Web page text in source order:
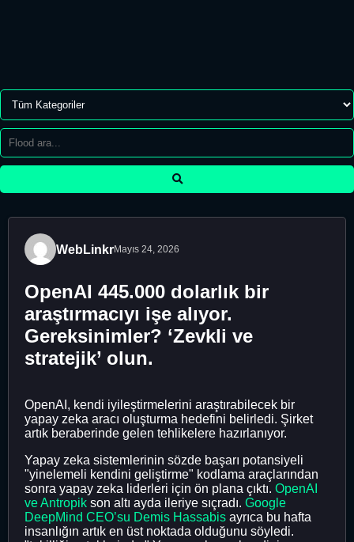
WebLinkrMayıs 24, 2026
OpenAI 445.000 dolarlık bir
araştırmacıyı işe alıyor.
Gereksinimler? ‘Zevkli ve
stratejik’ olun.
OpenAI, kendi iyileştirmelerini araştırabilecek bir
yapay zeka aracı oluşturma hedefini belirledi. Şirket
artık beraberinde gelen tehlikelere hazırlanıyor.
Yapay zeka sistemlerinin sözde başarı potansiyeli
"yinelemeli kendini geliştirme" kodlama araçlarından
sonra yapay zeka liderleri için ön plana çıktı. OpenAI
ve Antropik son altı ayda ileriye sıçradı. Google
DeepMind CEO’su Demis Hassabis ayrıca bu hafta
insanlığın artık en üst noktada olduğunu söyledi.